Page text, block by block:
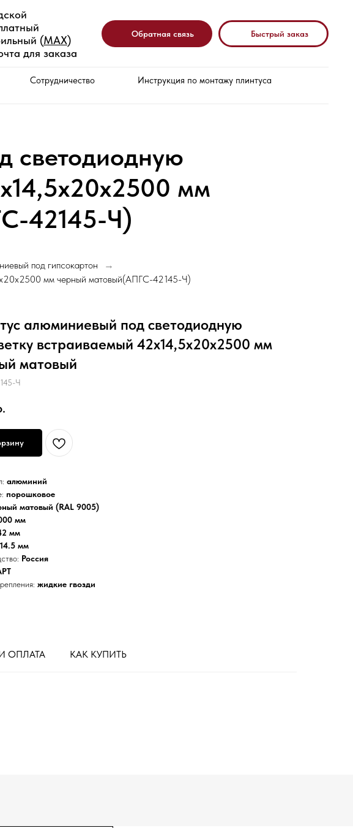
(MAX)
для заказа
Обратная связь Быстрый заказ
Сотрудничество
Инструкция по монтажу плинтуса
светодиодную
мм
42145-Ч)
под гипсокартон →
мм черный матовый(АПГС-42145-Ч)
алюминиевый под светодиодную
встраиваемый 42х14,5х20х2500 мм
матовый
Ч
алюминий
порошковое
матовый (RAL 9005)
мм
мм
14.5 мм
Россия
жидкие гвозди
ОПЛАТА КАК КУПИТЬ